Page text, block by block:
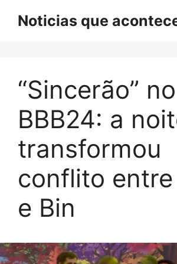
Noticias que
“Sincerão” no
BBB24: a
transformou
conflito entre
e Bin